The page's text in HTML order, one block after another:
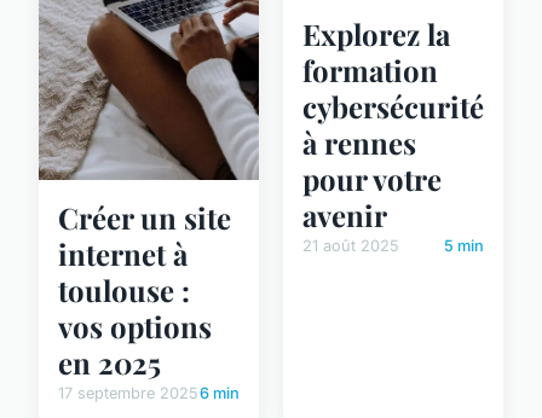
Créer un site
internet à
toulouse :
vos options
en 2025
17 septembre 20256 min
Explorez la
formation
cybersécurité
à rennes
pour votre
avenir
21 août 2025 5 min